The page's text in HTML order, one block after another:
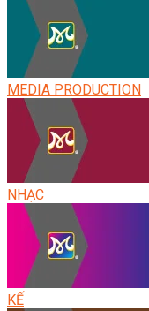
MEDIA PRODUCTION
NHẠC
KẾ